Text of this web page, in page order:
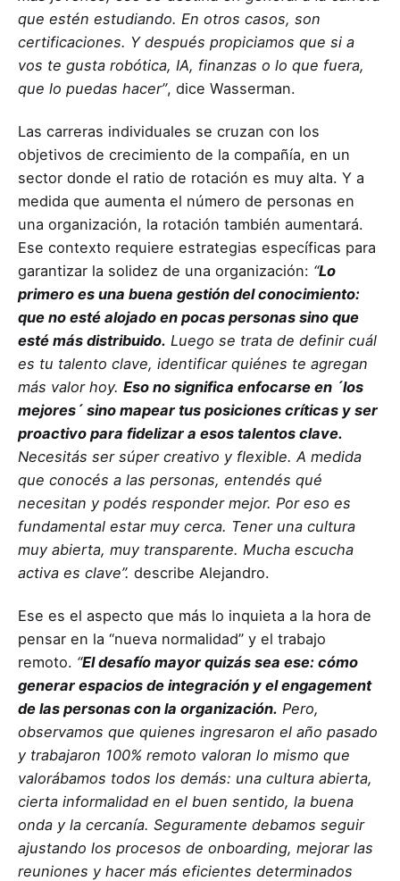
que estén estudiando. En otros casos, son
certificaciones. Y después propiciamos que si a
vos te gusta robótica, IA, finanzas o lo que fuera,
que lo puedas hacer”, dice Wasserman.
Las carreras individuales se cruzan con los
objetivos de crecimiento de la compañía, en un
sector donde el ratio de rotación es muy alta. Y a
medida que aumenta el número de personas en
una organización, la rotación también aumentará.
Ese contexto requiere estrategias específicas para
garantizar la solidez de una organización: “Lo
primero es una buena gestión del conocimiento:
que no esté alojado en pocas personas sino que
esté más distribuido. Luego se trata de definir cuál
es tu talento clave, identificar quiénes te agregan
más valor hoy. Eso no significa enfocarse en ´los
mejores´ sino mapear tus posiciones críticas y ser
proactivo para fidelizar a esos talentos clave.
Necesitás ser súper creativo y flexible. A medida
que conocés a las personas, entendés qué
necesitan y podés responder mejor. Por eso es
fundamental estar muy cerca. Tener una cultura
muy abierta, muy transparente. Mucha escucha
activa es clave”. describe Alejandro.
Ese es el aspecto que más lo inquieta a la hora de
pensar en la “nueva normalidad” y el trabajo
remoto. “El desafío mayor quizás sea ese: cómo
generar espacios de integración y el engagement
de las personas con la organización. Pero,
observamos que quienes ingresaron el año pasado
y trabajaron 100% remoto valoran lo mismo que
valorábamos todos los demás: una cultura abierta,
cierta informalidad en el buen sentido, la buena
onda y la cercanía. Seguramente debamos seguir
ajustando los procesos de onboarding, mejorar las
reuniones y hacer más eficientes determinados